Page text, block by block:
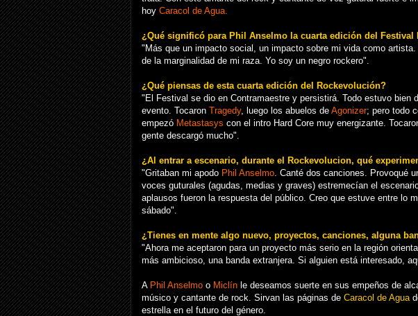
hoy Caracol de Agua.
¿Qué significó para Phil Anselmo la cuarta edición del
"Más que un impacto social, un impacto sobre mi vida como
de la marginalidad de mi raza. Yo soy un negro rockero".
¿Qué piensas de esta cuarta edición del Rockevolución?
"El Festival se dio en Contramaestre y persistirá. Todo estuvo bien
evento. Tocaron Tragedy, luego los abuelos de Agonizer; pero todo
empezó Metastasys con el intro Hard Core muy energizante.
gente descargó mucho".
¿Al entrar a escenario, durante el Rockevolucion, qué
"Gritaban mi apodo Phil Anselmo . Canté dos canciones. Provoqué
voces guturales (agudas, medias y graves) estremecían el
aplausos fueron la respuesta del público. Creo que estuve entre lo
sábado".
¿Tienes en mente algo nuevo, proyectos, canciones, alguna
"Ahora me aceptaron para un proyecto más serio en la región
más ambicioso, una banda extranjera. Si alguien está interesado,
A Phil Anselmo o Miclín le deseamos suerte en sus empeños de
músico y cantante de rock. Sirvan las páginas de Caracol de Agua
estrella en el futuro del género.